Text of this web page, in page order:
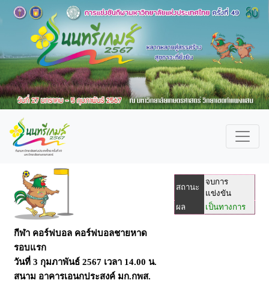
สถานะ
จบการ
แข่งขัน
ผล
เป็นทางการ
กีฬา คอร์ฟบอล คอร์ฟบอลชายหาด
รอบแรก
วันที่ 3 กุมภาพันธ์ 2567 เวลา 14.00 น.
สนาม อาคารเอนกประสงค์ มก.กพส.